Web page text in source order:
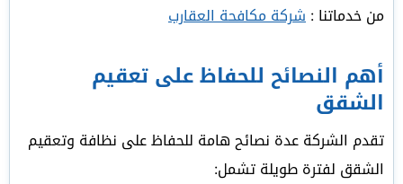
من خدماتنا :شركة مكافحة العقارب
أهم النصائح للحفاظ على تعقيم
الشقق
تقدم الشركة عدة نصائح هامة للحفاظ على نظافة وتعقيم
الشقق لفترة طويلة تشمل: